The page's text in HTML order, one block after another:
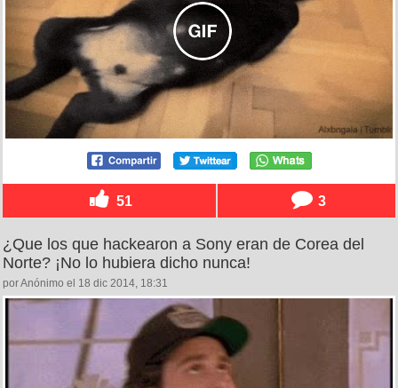
51 3
¿Que los que hackearon a Sony eran de Corea del
Norte? ¡No lo hubiera dicho nunca!
por Anónimo el 18 dic 2014, 18:31